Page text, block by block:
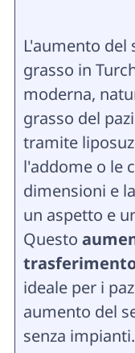
L'aumento
grasso in
moderna,
grasso del
tramite
l'addome o le
dimensioni e
un aspetto e
Questo
ideale per i
aumento del
senza impianti.